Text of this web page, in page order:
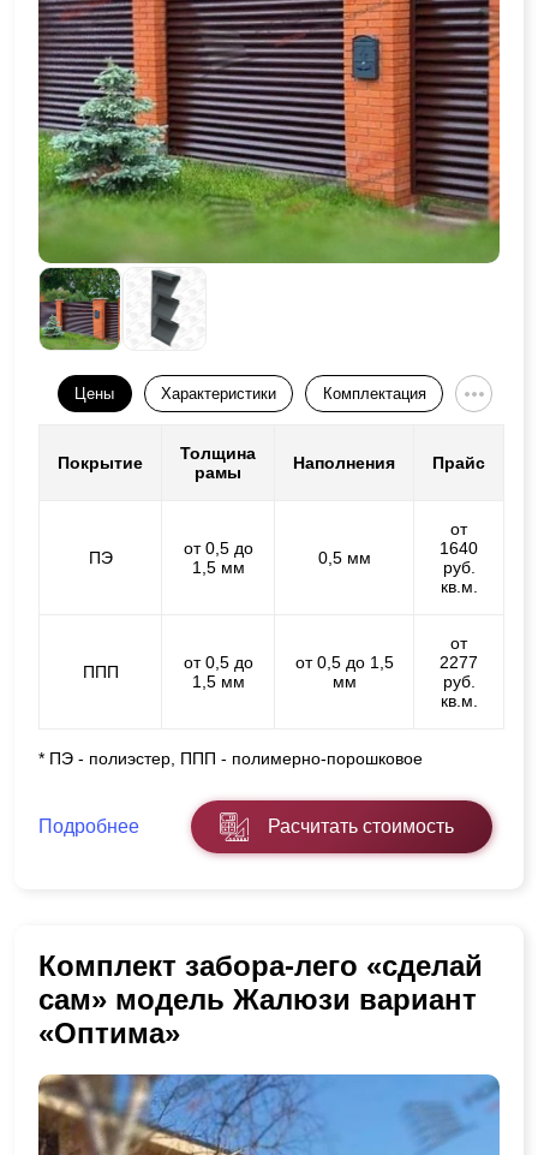
Цены Характеристики Комплектация
Покрытие
Толщина
рамы
Наполнения Прайс
ПЭ
от 0,5 до
1,5 мм
0,5 мм
от
1640
руб.
кв.м.
ППП
от 0,5 до
1,5 мм
от 0,5 до 1,5
мм
от
2277
руб.
кв.м.
* ПЭ - полиэстер, ППП - полимерно-порошковое
Подробнее Расчитать стоимость
Комплект забора-лего «сделай
сам» модель Жалюзи вариант
«Оптима»